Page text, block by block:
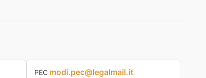
PEC modi.pec@legalmail.it